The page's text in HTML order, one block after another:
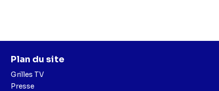
Plan du site
Grilles TV
Presse